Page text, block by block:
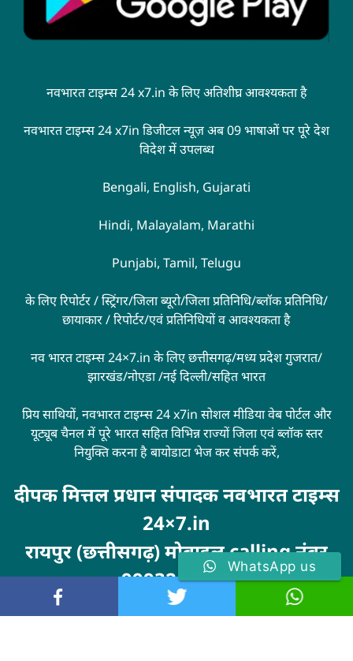
नवभारत टाइम्स 24 x7.in के लिए अतिशीघ्र आवश्यकता है
नवभारत टाइम्स 24 x7in डिजीटल न्यूज़ अब 09 भाषाओं पर पूरे देश
विदेश में उपलब्ध
Bengali, English, Gujarati
Hindi, Malayalam, Marathi
Punjabi, Tamil, Telugu
के लिए रिपोर्टर / स्ट्रिंगर/जिला ब्यूरो/जिला प्रतिनिधि/ब्लॉक प्रतिनिधि/
छायाकार / रिपोर्टर/एवं प्रतिनिधियों व आवश्यकता है
नव भारत टाइम्स 24×7.in के लिए छत्तीसगढ़/मध्य प्रदेश गुजरात/
झारखंड/नोएडा /नई दिल्ली/सहित भारत
प्रिय साथियों, नवभारत टाइम्स 24 x7in सोशल मीडिया वेब पोर्टल और
यूट्यूब चैनल में पूरे भारत सहित विभिन्न राज्यों जिला एवं ब्लॉक स्तर
नियुक्ति करना है बायोडाटा भेज कर संपर्क करें,
दीपक मित्तल प्रधान संपादक नवभारत टाइम्स
24×7.in
रायपुर (छत्तीसगढ़) मोबाइल calling नंबर
9993246100
MarketingHack4U
WhatsApp us